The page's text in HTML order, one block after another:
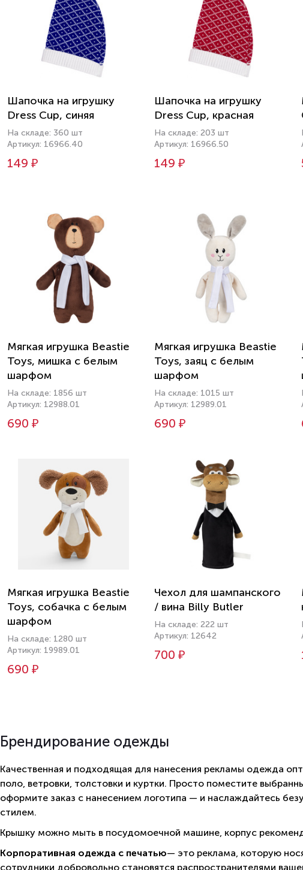
Шапочка на игрушку
Dress Cup, синяя
На складе: 360 шт
Артикул: 16966.40
149 ₽
Шапочка на игрушку
Dress Cup, красная
На складе: 203 шт
Артикул: 16966.50
149 ₽
Мягкая игрушка Beastie
Toys, мишка с белым
шарфом
На складе: 1856 шт
Артикул: 12988.01
690 ₽
Мягкая игрушка Beastie
Toys, заяц с белым
шарфом
На складе: 1015 шт
Артикул: 12989.01
690 ₽
Мягкая игрушка Beastie
Toys, собачка с белым
шарфом
На складе: 1280 шт
Артикул: 19989.01
690 ₽
Чехол для шампанского
/ вина Billy Butler
На складе: 222 шт
Артикул: 12642
700 ₽
Брендирование одежды
Качественная и подходящая для нанесения рекламы одежда
поло, ветровки, толстовки и куртки. Просто поместите
оформите заказ с нанесением логотипа — и наслаждайтесь
стилем.
Крышку можно мыть в посудомоечной машине, корпус
Корпоративная одежда с печатью— это реклама, которую
сотрудники добровольно становятся распространителями